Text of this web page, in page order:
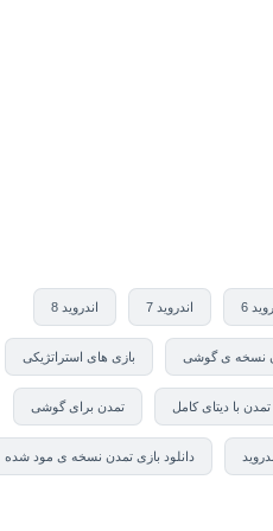
6 اندروید 7 اندروید 8
نسخه ی گوشی بازی های استراتژیکی
تمدن با دیتای کامل تمدن برای گوشی
دانلود بازی تمدن نسخه ی مود شده